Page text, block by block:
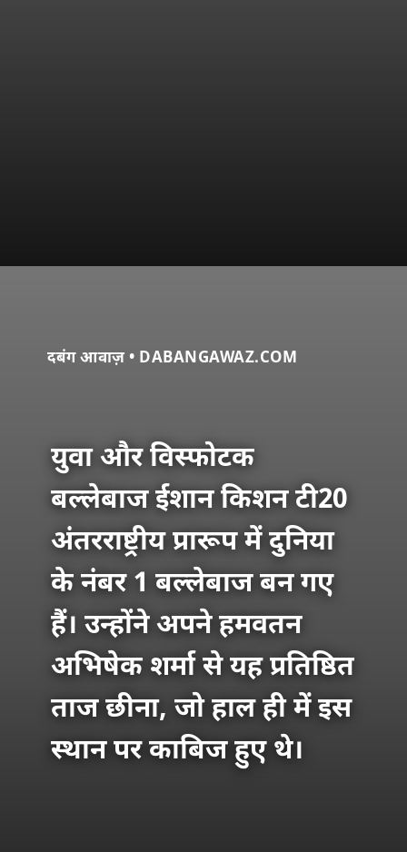
दबंग आवाज़ • DABANGAWAZ.COM
युवा और विस्फोटक
बल्लेबाज ईशान किशन टी20
अंतरराष्ट्रीय प्रारूप में दुनिया
के नंबर 1 बल्लेबाज बन गए
हैं। उन्होंने अपने हमवतन
अभिषेक शर्मा से यह प्रतिष्ठित
ताज छीना, जो हाल ही में इस
स्थान पर काबिज हुए थे।